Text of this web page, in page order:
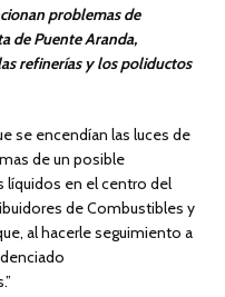
problemas de
de Puente Aranda,
refinerías y los poliductos
se encendían las luces de
de un posible
en el centro del
de Combustibles y
al hacerle seguimiento a